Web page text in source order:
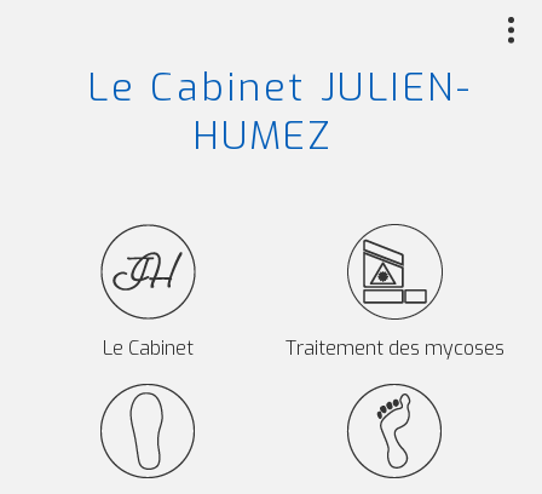
Le Cabinet JULIEN-
HUMEZ
Le Cabinet Traitement des mycoses